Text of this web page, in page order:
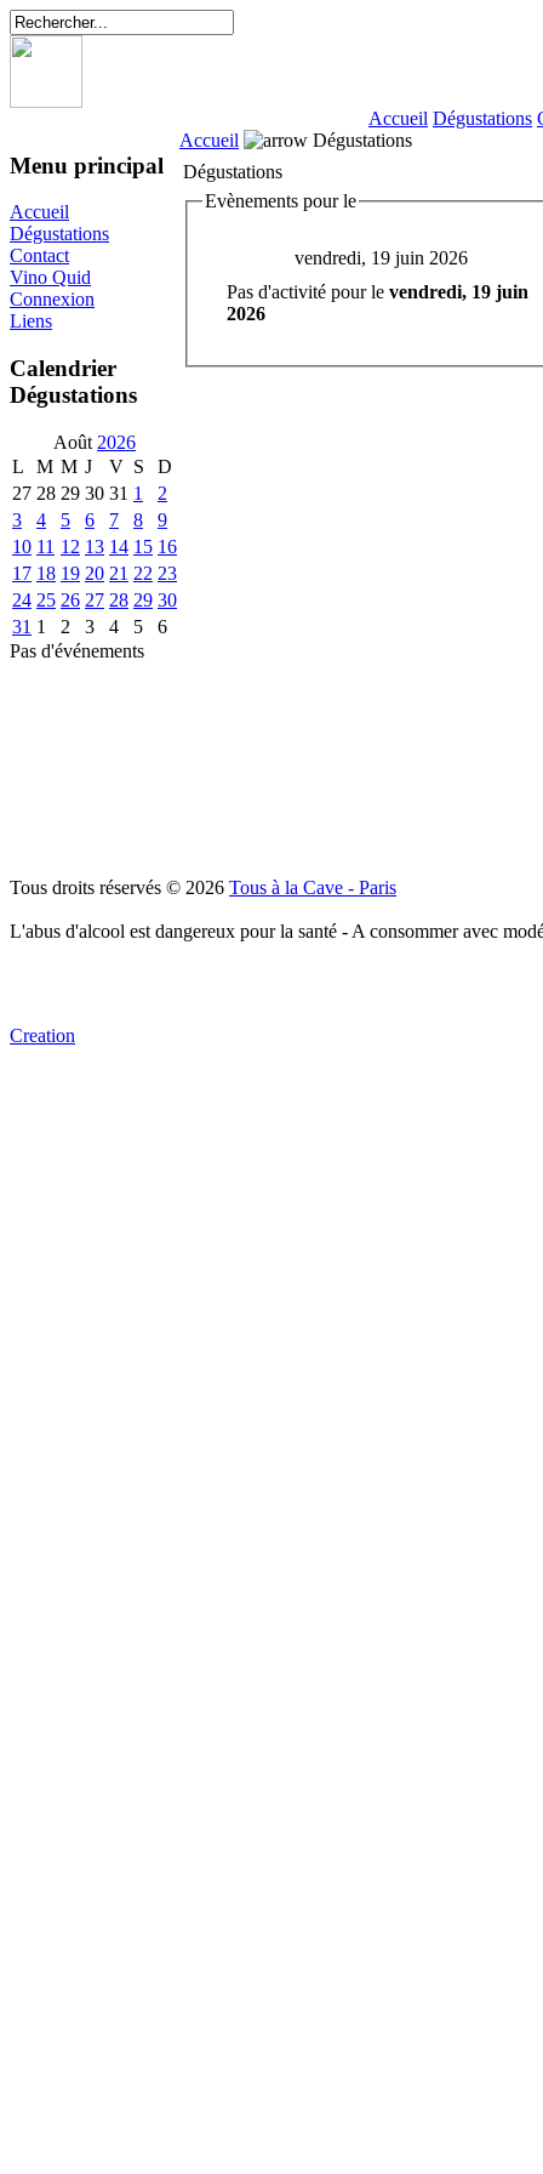
Accueil Dégustations
Menu principal
Accueil
Dégustations
Contact
Vino Quid
Connexion
Liens
Calendrier
Dégustations
Août 2026
L
M M J V S
D
27 28 29 30 31 1
2
3
4 5 6 7 8
9
10 11 12 13 14 15 16
17 18 19 20 21 22 23
24 25 26 27 28 29 30
31 1 2 3 4 5
6
Pas d'événements
Accueil
Dégustations
Dégustations
Evènements pour le
vendredi, 19 juin 2026
Pas d'activité pour le vendredi, 19 juin
2026
Tous droits réservés © 2026 Tous à la Cave - Paris
L'abus d'alcool est dangereux pour la santé - A consommer avec
Creation